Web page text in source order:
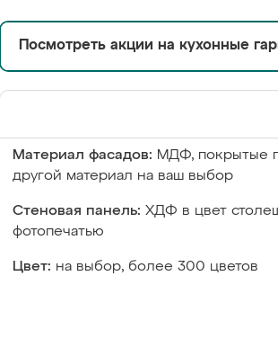
Посмотреть акции на кухонные
Материал фасадов: МДФ, покрытые
другой материал на ваш выбор
Стеновая панель: ХДФ в цвет
фотопечатью
Цвет: на выбор, более 300 цветов